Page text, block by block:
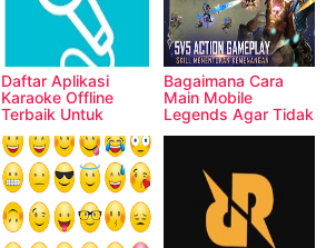
Daftar Aplikasi
Karaoke Offline
Terbaik Untuk
Bagaimana Cara
Main Mobile
Legends Agar Tidak